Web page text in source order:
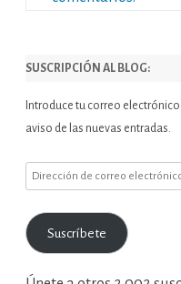
SUSCRIPCIÓN AL BLOG:
Introduce tu correo
aviso de las nuevas entradas.
Dirección
correo
electrónico
Suscríbete